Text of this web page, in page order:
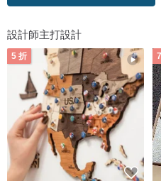
設計師主打設計
5 折